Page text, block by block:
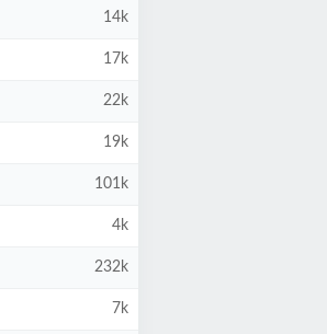
14k
17k
22k
19k
101k
4k
232k
7k